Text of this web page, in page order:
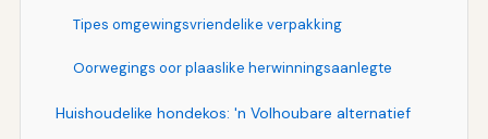
Tipes omgewingsvriendelike verpakking
Oorwegings oor plaaslike herwinningsaanlegte
Huishoudelike hondekos: 'n Volhoubare alternatief